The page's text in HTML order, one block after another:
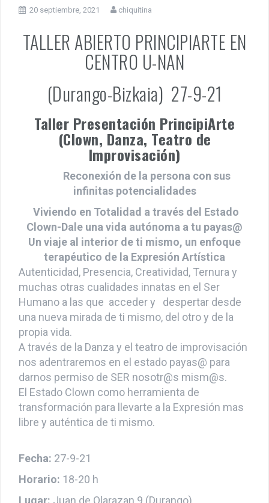
20 septiembre, 2021 chiquitina
TALLER ABIERTO PRINCIPIARTE EN
CENTRO U-NAN
(Durango-Bizkaia) 27-9-21
Taller Presentación PrincipiArte
(Clown, Danza, Teatro de
Improvisación)
Reconexión de la persona con sus
infinitas potencialidades
Viviendo en Totalidad a través del Estado
Clown-Dale una vida autónoma a tu payas@
Un viaje al interior de ti mismo, un enfoque
terapéutico de la Expresión Artística
Autenticidad, Presencia, Creatividad, Ternura y
muchas otras cualidades innatas en el Ser
Humano a las que acceder y despertar desde
una nueva mirada de ti mismo, del otro y de la
propia vida.
A través de la Danza y el teatro de improvisación
nos adentraremos en el estado payas@ para
darnos permiso de SER nosotr@s mism@s.
El Estado Clown como herramienta de
transformación para llevarte a la Expresión mas
libre y auténtica de ti mismo.
Fecha: 27-9-21
Horario: 18-20 h
Lugar: Juan de Olarazan 9 (Durango)